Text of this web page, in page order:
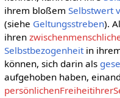
ihrem bloßem Selbstwert
(siehe Geltungsstreben).
ihren
Selbstbezogenheitin
können, sich darin als
aufgehoben haben,